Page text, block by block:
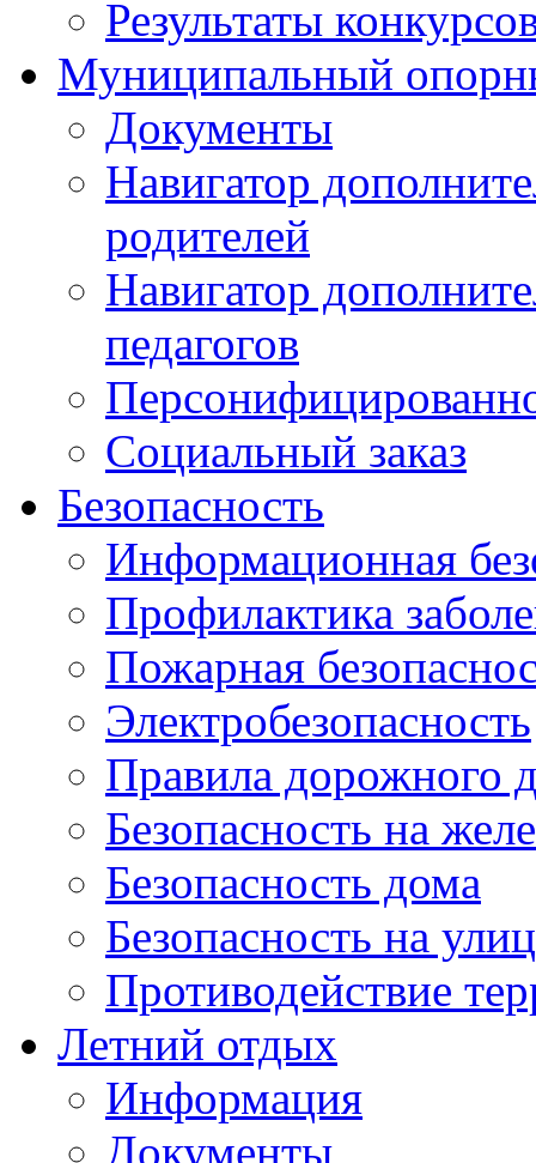
Результаты
Муниципальный
Документы
Навигатор
родителей
Навигатор
педагогов
Социальный заказ
Безопасность
Информационная
Профилактика
Пожарная
Электробезопасность
Правила дорожного
Безопасность на
Безопасность дома
Безопасность на
Противодействие
Летний отдых
Информация
Документы